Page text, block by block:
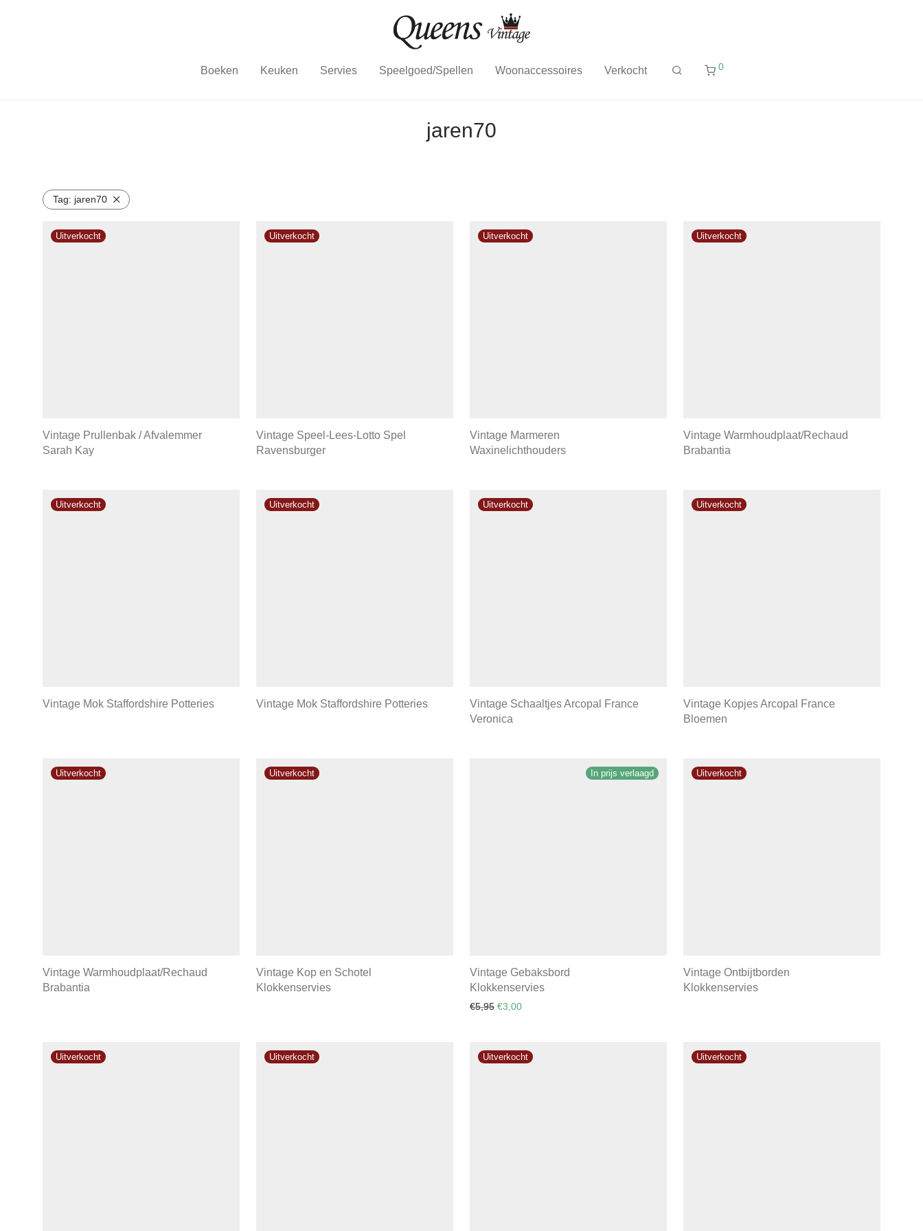
Boeken Keuken Servies Speelgoed/Spellen Woonaccessoires Verkocht 0
jaren70
Tag: jaren70
Vintage Prullenbak / Afvalemmer
Sarah Kay
Vintage Speel-Lees-Lotto Spel
Ravensburger
Vintage Marmeren
Waxinelichthouders
Vintage Warmhoudplaat/Rechaud
Brabantia
Vintage Mok Staffordshire Potteries Vintage Mok Staffordshire Potteries
Vintage Schaaltjes Arcopal France
Veronica
Vintage Kopjes Arcopal France
Bloemen
Vintage Warmhoudplaat/Rechaud
Brabantia
Vintage Kop en Schotel
Klokkenservies
In prijs verlaagd
Vintage Gebaksbord
Klokkenservies
€5,95 Oorspronkelijke prijs was: €5,95.
€3,00Huidige prijs is: €3,00.
Vintage Ontbijtborden
Klokkenservies